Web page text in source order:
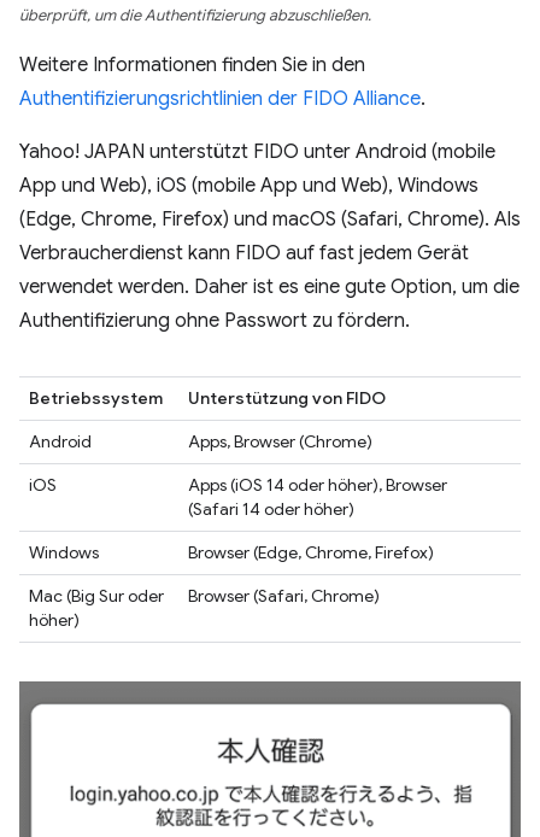
überprüft, um die Authentifizierung abzuschließen.
Weitere Informationen finden Sie in den
Authentifizierungsrichtlinien der FIDO Alliance.
Yahoo! JAPAN unterstützt FIDO unter Android (mobile
App und Web), iOS (mobile App und Web), Windows
(Edge, Chrome, Firefox) und macOS (Safari, Chrome). Als
Verbraucherdienst kann FIDO auf fast jedem Gerät
verwendet werden. Daher ist es eine gute Option, um die
Authentifizierung ohne Passwort zu fördern.
Betriebssystem
Unterstützung von FIDO
Android
Apps, Browser (Chrome)
iOS
Apps (iOS 14 oder höher), Browser
(Safari 14 oder höher)
Windows
Browser (Edge, Chrome, Firefox)
Mac (Big Sur oder
höher)
Browser (Safari, Chrome)